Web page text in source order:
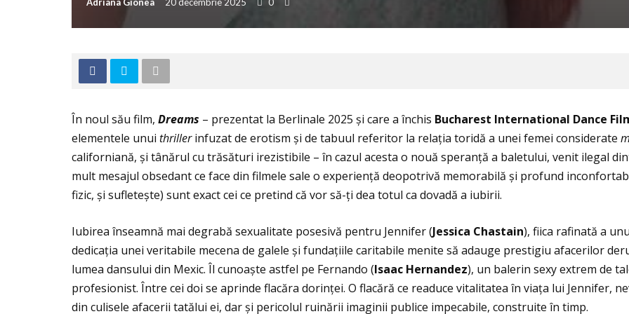
În noul său film, Dreams – prezentat la Berlinale 2025 și care a închis Bucharest International Dance
elementele unui thrillerinfuzat de erotism și de tabuul referitor la relația toridă a unei femei considerate
californiană, și tânărul cu trăsături irezistibile – în cazul acesta o nouă speranță a baletului, venit ilegal
mult mesajul obsedant ce face din filmele sale o experiență deopotrivă memorabilă și profund
fizic, și sufletește) sunt exact cei ce pretind că vor să-ţi dea totul ca dovadă a iubirii.
Iubirea înseamnă mai degrabă sexualitate posesivă pentru Jennifer (Jessica Chastain), fiica rafinată a
dedicaţia unei veritabile mecena de galele și fundaţiile caritabile menite să adauge prestigiu afacerilor
lumea dansului din Mexic. Îl cunoaște astfel pe Fernando (Isaac Hernandez), un balerin sexy extrem de
profesionist. Între cei doi se aprinde flacăra dorinței. O flacără ce readuce vitalitatea în viața lui Jennifer,
din culisele afacerii tatălui ei, dar și pericolul ruinării imaginii publice impecabile, construite în timp.